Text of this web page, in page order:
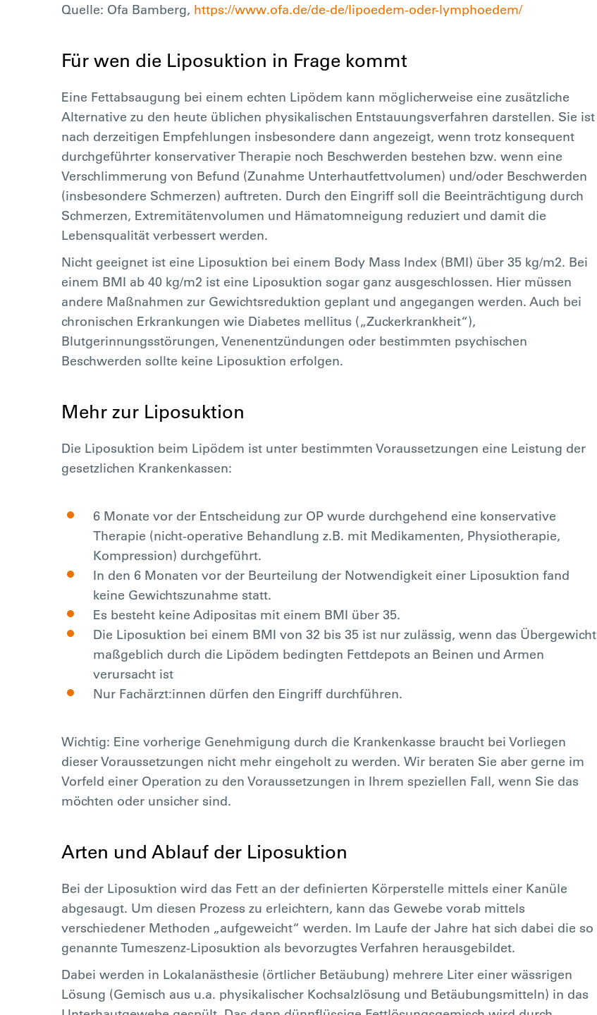
Quelle: Ofa Bamberg, https://www.ofa.de/de-de/lipoedem-oder-lymphoedem/
Für wen die Liposuktion in Frage kommt
Eine Fettabsaugung bei einem echten Lipödem kann möglicherweise eine zusätzliche
Alternative zu den heute üblichen physikalischen Entstauungsverfahren darstellen. Sie ist
nach derzeitigen Empfehlungen insbesondere dann angezeigt, wenn trotz konsequent
durchgeführter konservativer Therapie noch Beschwerden bestehen bzw. wenn eine
Verschlimmerung von Befund (Zunahme Unterhautfettvolumen) und/oder Beschwerden
(insbesondere Schmerzen) auftreten. Durch den Eingriff soll die Beeinträchtigung durch
Schmerzen, Extremitätenvolumen und Hämatomneigung reduziert und damit die
Lebensqualität verbessert werden.
Nicht geeignet ist eine Liposuktion bei einem Body Mass Index (BMI) über 35 kg/m2. Bei
einem BMI ab 40 kg/m2 ist eine Liposuktion sogar ganz ausgeschlossen. Hier müssen
andere Maßnahmen zur Gewichtsreduktion geplant und angegangen werden. Auch bei
chronischen Erkrankungen wie Diabetes mellitus („Zuckerkrankheit“),
Blutgerinnungsstörungen, Venenentzündungen oder bestimmten psychischen
Beschwerden sollte keine Liposuktion erfolgen.
Mehr zur Liposuktion
Die Liposuktion beim Lipödem ist unter bestimmten Voraussetzungen eine Leistung der
gesetzlichen Krankenkassen:
6 Monate vor der Entscheidung zur OP wurde durchgehend eine konservative
Therapie (nicht-operative Behandlung z.B. mit Medikamenten, Physiotherapie,
Kompression) durchgeführt.
In den 6 Monaten vor der Beurteilung der Notwendigkeit einer Liposuktion fand
keine Gewichtszunahme statt.
Es besteht keine Adipositas mit einem BMI über 35.
Die Liposuktion bei einem BMI von 32 bis 35 ist nur zulässig, wenn das Übergewicht
maßgeblich durch die Lipödem bedingten Fettdepots an Beinen und Armen
verursacht ist
Nur Fachärzt:innen dürfen den Eingriff durchführen.
Wichtig: Eine vorherige Genehmigung durch die Krankenkasse braucht bei Vorliegen
dieser Voraussetzungen nicht mehr eingeholt zu werden. Wir beraten Sie aber gerne im
Vorfeld einer Operation zu den Voraussetzungen in Ihrem speziellen Fall, wenn Sie das
möchten oder unsicher sind.
Arten und Ablauf der Liposuktion
Bei der Liposuktion wird das Fett an der definierten Körperstelle mittels einer Kanüle
abgesaugt. Um diesen Prozess zu erleichtern, kann das Gewebe vorab mittels
verschiedener Methoden „aufgeweicht“ werden. Im Laufe der Jahre hat sich dabei die so
genannte Tumeszenz-Liposuktion als bevorzugtes Verfahren herausgebildet.
Dabei werden in Lokalanästhesie (örtlicher Betäubung) mehrere Liter einer wässrigen
Lösung (Gemisch aus u.a. physikalischer Kochsalzlösung und Betäubungsmitteln) in das